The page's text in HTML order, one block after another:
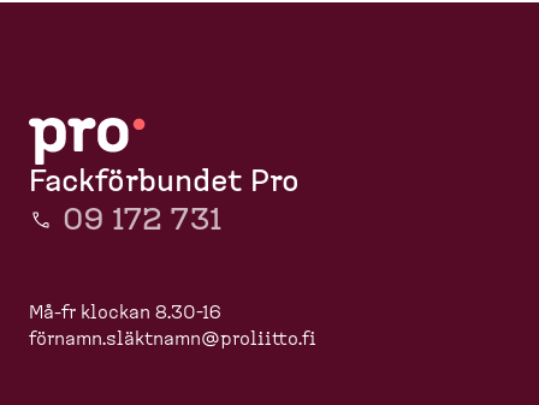
Fackförbundet Pro
09 172 731
Må-fr klockan 8.30-16
förnamn.släktnamn@proliitto.fi